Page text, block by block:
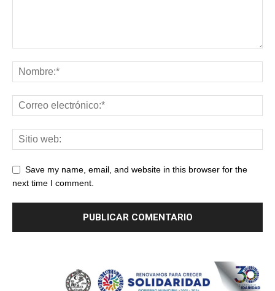
Save my name, email, and website in this browser for the
next time I comment.